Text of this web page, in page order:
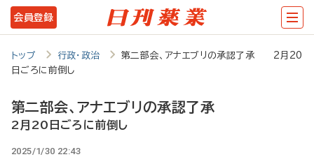
メ
イ
ン
テ
会員登録
トップ 行政・政治
第二部会、アナエブリの承認了承 2月20
日ごろに前倒し
第二部会、アナエブリの承認了承
2月20日ごろに前倒し
2025/1/30 22:43